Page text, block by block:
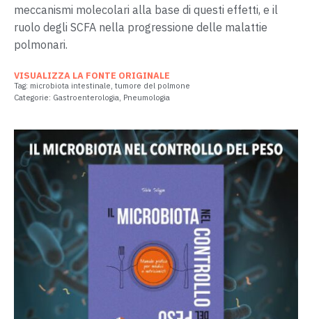
meccanismi molecolari alla base di questi effetti, e il
ruolo degli SCFA nella progressione delle malattie
polmonari.
VISUALIZZA LA FONTE ORIGINALE
Tag: microbiota intestinale, tumore del polmone
Categorie: Gastroenterologia, Pneumologia